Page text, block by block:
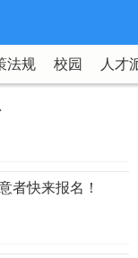
法规 校园 人才
者快来报名！